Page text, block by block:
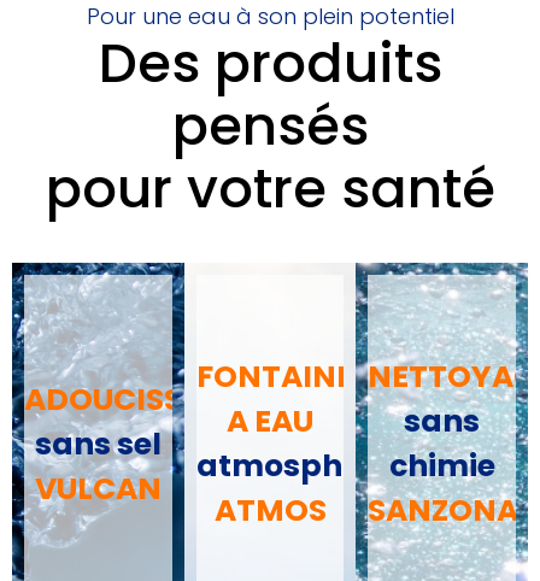
Pour une eau à son plein potentiel
Des produits
pensés
pour votre santé
ADOUCISSEUR
sans sel
VULCAN
FONTAINE
A EAU
atmosphérique
ATMOS
sans
chimie